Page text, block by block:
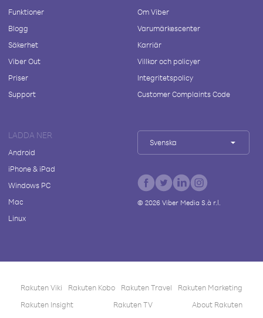
Funktioner
Blogg
Säkerhet
Viber Out
Priser
Support
Om Viber
Varumärkescenter
Karriär
Villkor och policyer
Integritetspolicy
Customer Complaints Code
LADDA NER
Android
iPhone & iPad
Windows PC
Mac
Linux
Svenska
© 2026Viber Media S.à r.l.
Rakuten Viki Rakuten Kobo Rakuten Travel
Rakuten Marketing
Rakuten Insight
Rakuten TV About Rakuten